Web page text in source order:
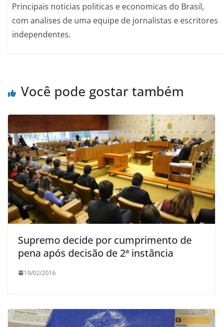
Principais noticias politicas e economicas do Brasil,
com analises de uma equipe de jornalistas e escritores
independentes.
Você pode gostar também
Supremo decide por cumprimento de
pena após decisão de 2ª instância
19/02/2016